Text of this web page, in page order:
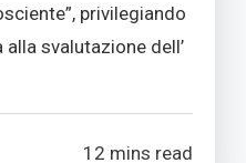
privilegiando
svalutazione dell’
12 mins read